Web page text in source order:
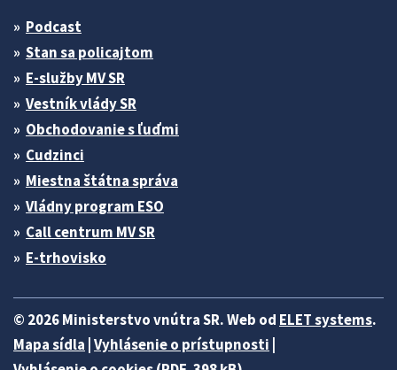
Podcast
Stan sa policajtom
E-služby MV SR
Vestník vlády SR
Obchodovanie s ľuďmi
Cudzinci
Miestna štátna správa
Vládny program ESO
Call centrum MV SR
E-trhovisko
© 2026 Ministerstvo vnútra SR. Web od ELET systems.
Mapa sídla Vyhlásenie o prístupnosti